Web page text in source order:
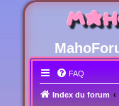
FAQ
Index du forum